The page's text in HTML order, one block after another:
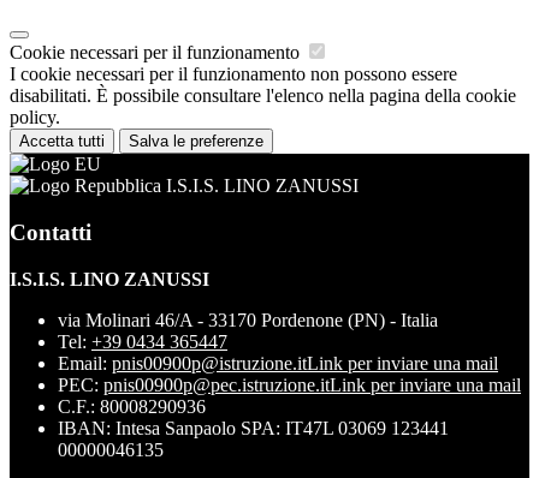
Cookie necessari per il funzionamento
I cookie necessari per il funzionamento non possono essere
disabilitati. È possibile consultare l'elenco nella pagina della cookie
policy.
Accetta tutti Salva le preferenze
I.S.I.S. LINO ZANUSSI
Contatti
I.S.I.S. LINO ZANUSSI
via Molinari 46/A - 33170 Pordenone (PN) - Italia
Tel: +39 0434 365447
Email: pnis00900p@istruzione.itLink per inviare una mail
PEC: pnis00900p@pec.istruzione.itLink per inviare una mail
C.F.: 80008290936
IBAN: Intesa Sanpaolo SPA: IT47L 03069 123441
00000046135